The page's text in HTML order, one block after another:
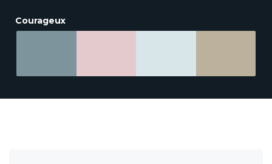
Courageux